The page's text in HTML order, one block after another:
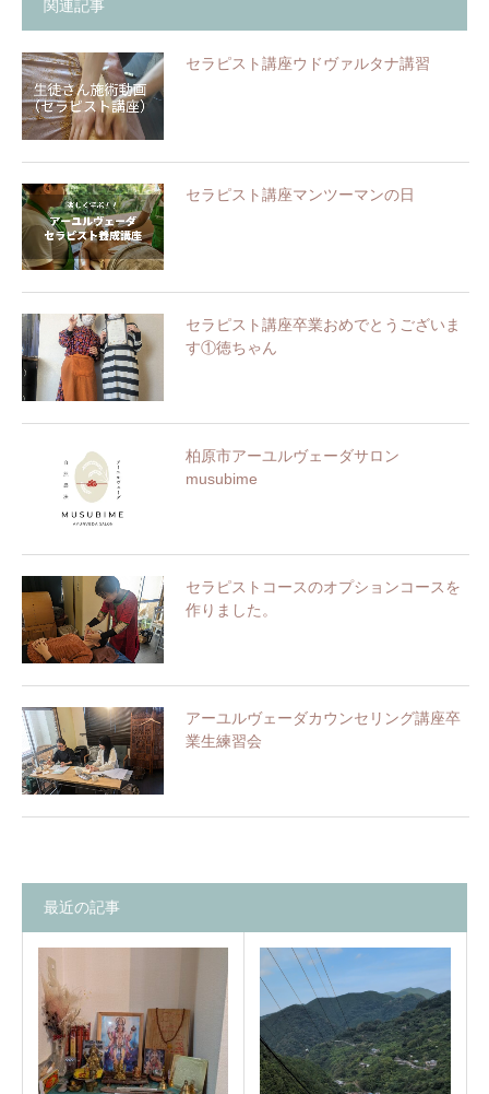
関連記事
セラピスト講座ウドヴァルタナ講習
セラピスト講座マンツーマンの日
セラピスト講座卒業おめでとうございま
す①徳ちゃん
柏原市アーユルヴェーダサロン
musubime
セラピストコースのオプションコースを
作りました。
アーユルヴェーダカウンセリング講座卒
業生練習会
最近の記事